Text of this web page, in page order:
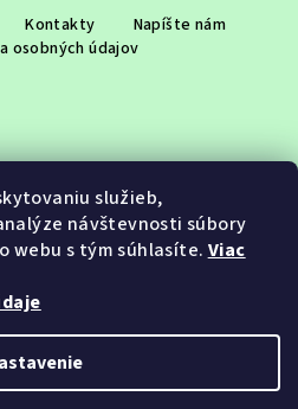
služieb,
návštevnosti súbory
webu s tým súhlasíte. Viac
Kontakty
Napíšte nám
osobných údajov